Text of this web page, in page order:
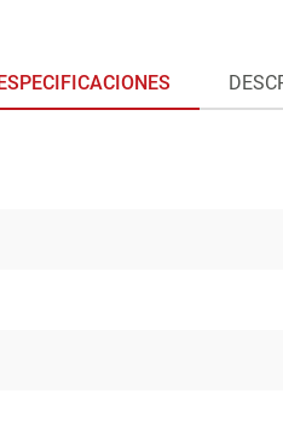
ESPECIFICACIONES